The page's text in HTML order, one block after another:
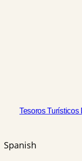
Tesoros Turísticos
Spanish